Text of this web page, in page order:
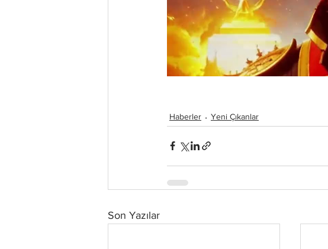
Haberler Yeni Çıkanlar
Son Yazılar